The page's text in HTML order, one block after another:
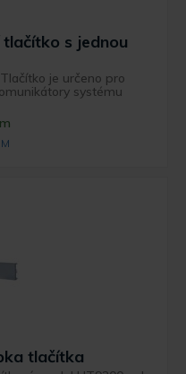
s jednou
je určeno pro
systému
tlačítka